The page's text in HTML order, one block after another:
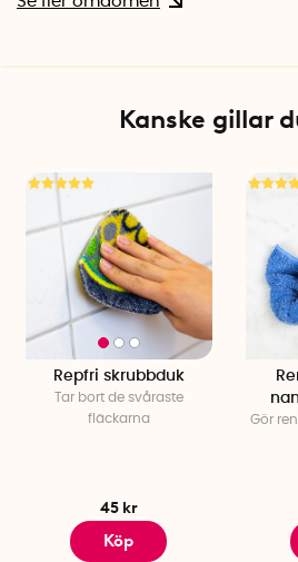
Kanske gillar
Repfri skrubbduk
Tar bort de svåraste
fläckarna
45 kr
Köp
Gör